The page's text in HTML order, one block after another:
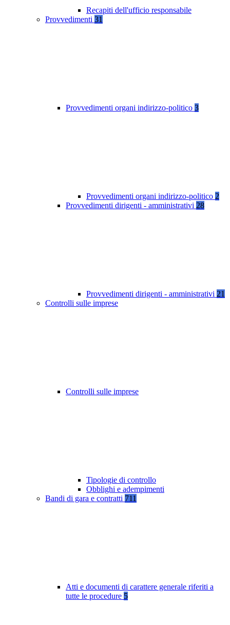
Recapiti dell'ufficio responsabile
Provvedimenti 31
Provvedimenti organi indirizzo-politico 3
Provvedimenti organi indirizzo-politico 2
Provvedimenti dirigenti - amministrativi 28
Provvedimenti dirigenti - amministrativi 21
Controlli sulle imprese
Controlli sulle imprese
Tipologie di controllo
Obblighi e adempimenti
Bandi di gara e contratti 711
Atti e documenti di carattere generale riferiti a
tutte le procedure 5